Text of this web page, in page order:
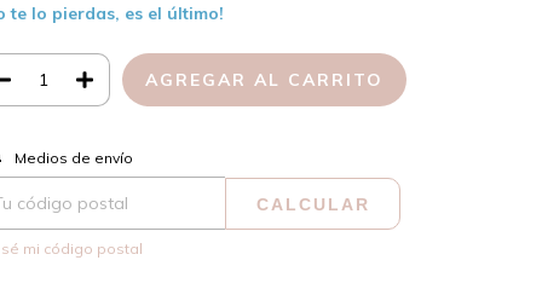
te lo pierdas, es el último!
para el CP:
Medios de envío
CALCULAR
sé mi código postal